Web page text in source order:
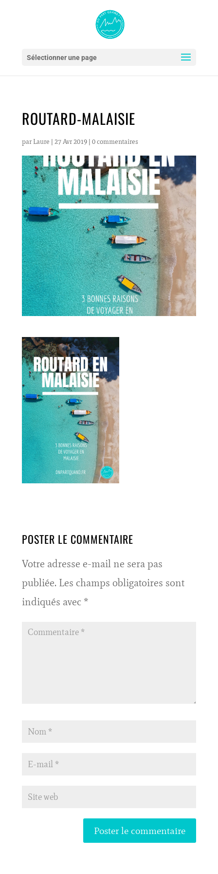
Sélectionner une page
ROUTARD-MALAISIE
par Laure | 27 Avr 2019| 0 commentaires
POSTER LE COMMENTAIRE
Votre adresse e-mail ne sera pas
publiée. Les champs obligatoires sont
indiqués avec *